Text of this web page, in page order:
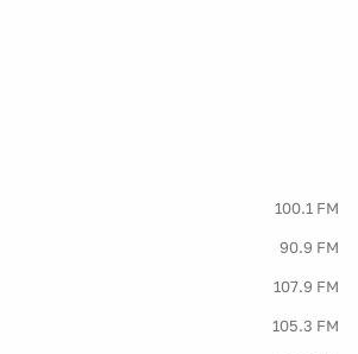
100.1 FM
90.9 FM
107.9 FM
105.3 FM